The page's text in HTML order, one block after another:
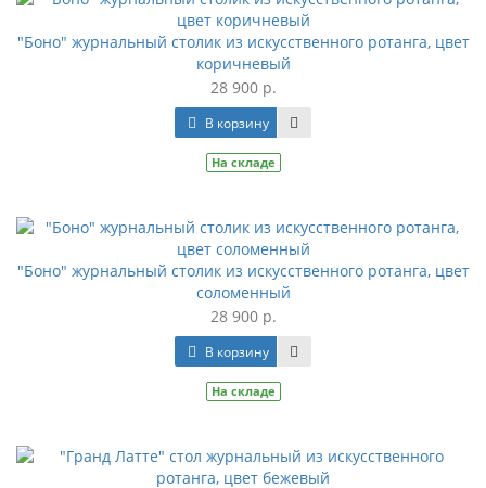
"Боно" журнальный столик из искусственного ротанга, цвет
коричневый
28 900 р.
В корзину
На складе
"Боно" журнальный столик из искусственного ротанга, цвет
соломенный
28 900 р.
В корзину
На складе